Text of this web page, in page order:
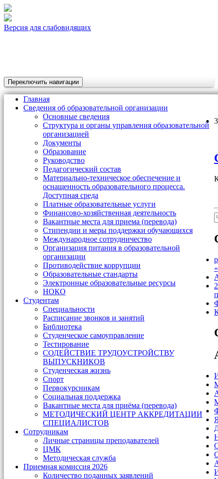
Версия для слабовидящих
Переключить навигации
Главная
Сведения об образовательной организации
Основные сведения
Структура и органы управления образовательной
организацией
Документы
Образование
Руководство
Педагогический состав
Материально-техническое обеспечение и
оснащенность образовательного процесса.
Доступная среда
Платные образовательные услуги
Финансово-хозяйственная деятельность
Вакантные места для приема (перевода)
Стипендии и меры поддержки обучающихся
Международное сотрудничество
Организация питания в образовательной
организации
Противодействие коррупции
Образовательные стандарты
Электронные образовательные ресурсы
НОКО
Студентам
Специальности
Расписание звонков и занятий
Библиотека
Студенческое самоуправление
Тестирование
СОДЕЙСТВИЕ ТРУДОУСТРОЙСТВУ
ВЫПУСКНИКОВ
Студенческая жизнь
Спорт
Первокурсникам
Социальная поддержка
Вакантные места для приёма (перевода)
МЕТОДИЧЕСКИЙ ЦЕНТР АККРЕДИТАЦИИ
СПЕЦИАЛИСТОВ
Сотрудникам
Личные страницы преподавателей
ЦМК
Методическая служба
Приемная комиссия 2026
Количество поданных заявлений